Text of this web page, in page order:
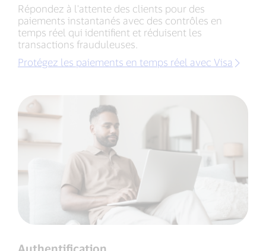
Répondez à l'attente des clients pour des
paiements instantanés avec des contrôles en
temps réel qui identifient et réduisent les
transactions frauduleuses.
Protégez les paiements en temps réel avec Visa